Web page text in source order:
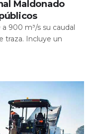
Maldonado
900 m³/s su caudal
traza. Incluye un